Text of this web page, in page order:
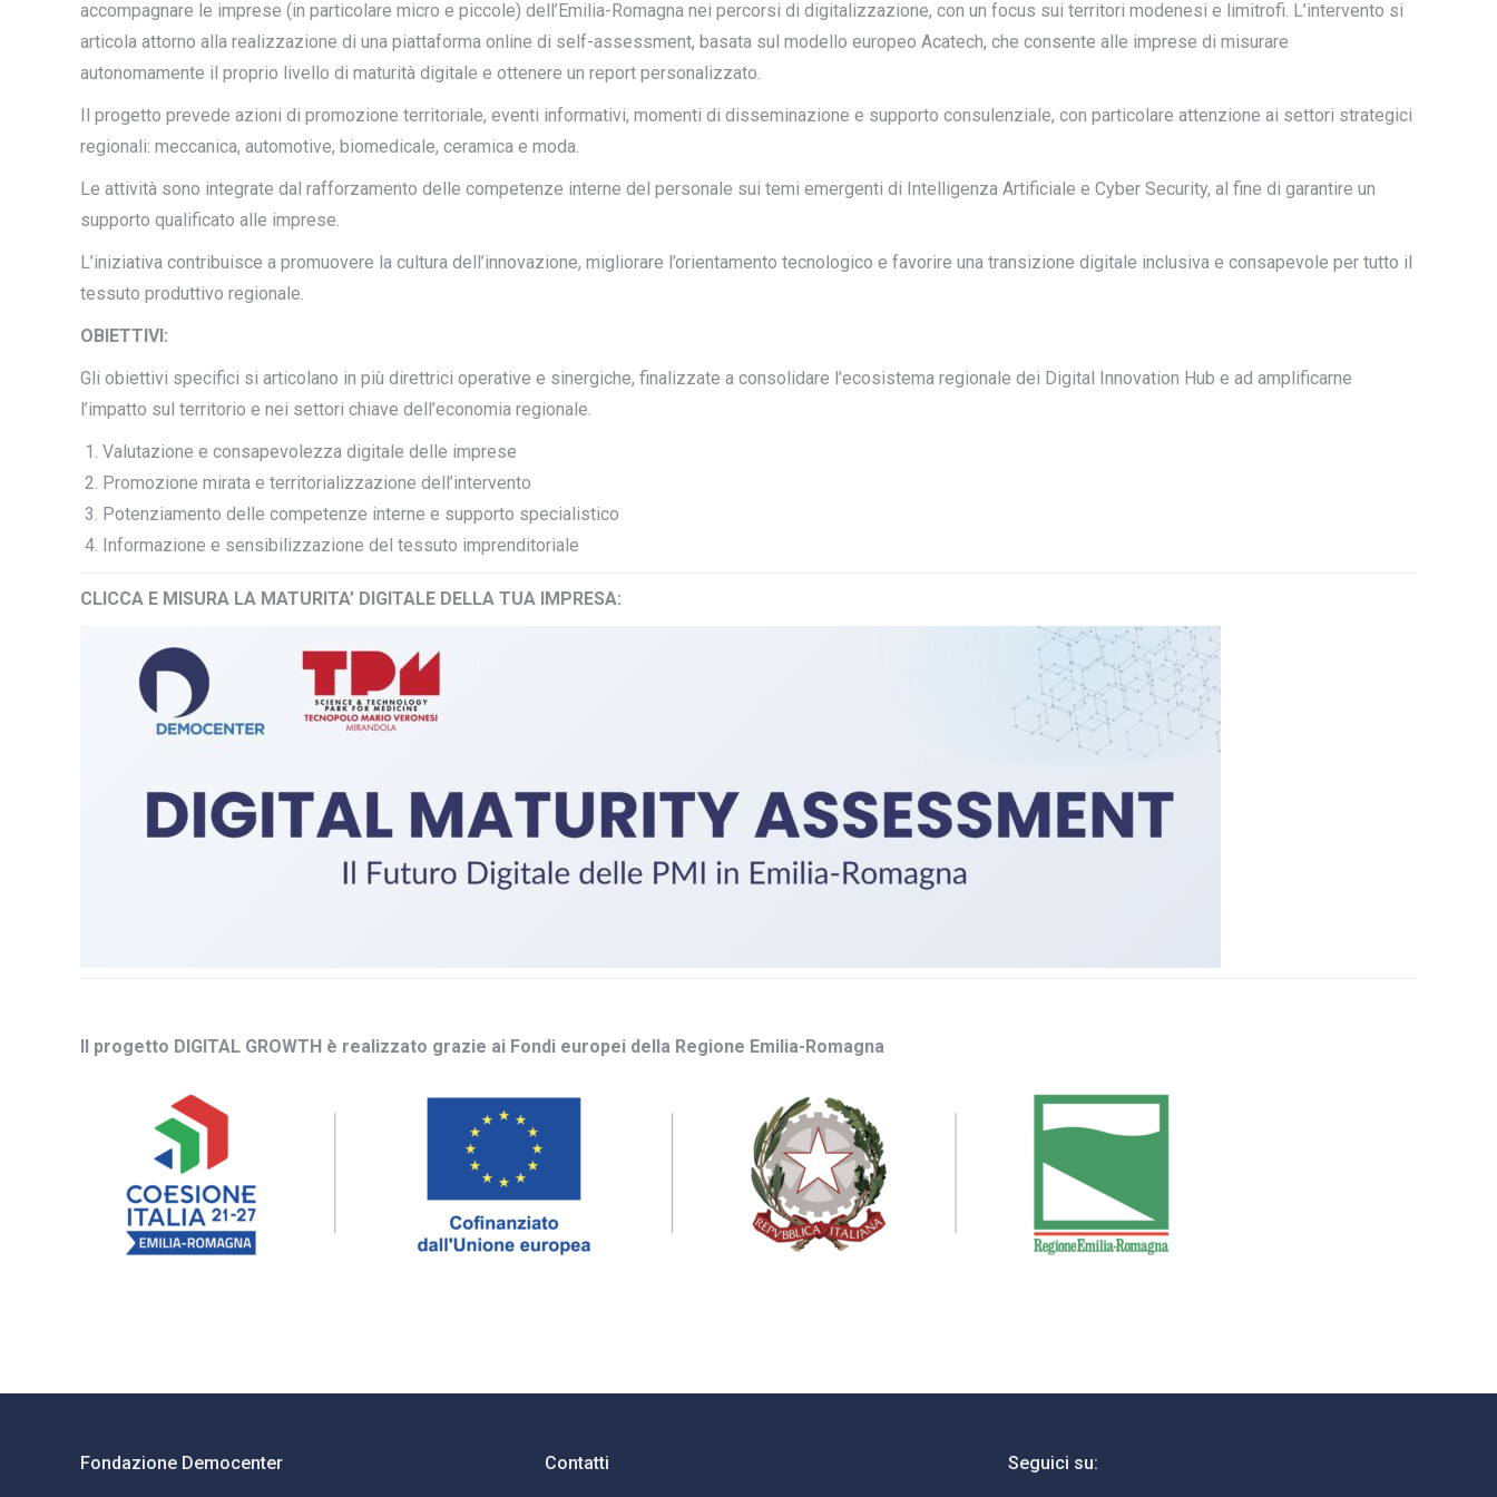
accompagnare le imprese (in particolare micro e piccole) dell’Emilia-Romagna nei percorsi di digitalizzazione, con un focus sui territori modenesi e limitrofi. L’intervento si
articola attorno alla realizzazione di una piattaforma online di self-assessment, basata sul modello europeo Acatech, che consente alle imprese di misurare
autonomamente il proprio livello di maturità digitale e ottenere un report personalizzato.
Il progetto prevede azioni di promozione territoriale, eventi informativi, momenti di disseminazione e supporto consulenziale, con particolare attenzione ai settori strategici
regionali: meccanica, automotive, biomedicale, ceramica e moda.
Le attività sono integrate dal rafforzamento delle competenze interne del personale sui temi emergenti di Intelligenza Artificiale e Cyber Security, al fine di garantire un
supporto qualificato alle imprese.
L’iniziativa contribuisce a promuovere la cultura dell’innovazione, migliorare l’orientamento tecnologico e favorire una transizione digitale inclusiva e consapevole per tutto il
tessuto produttivo regionale.
OBIETTIVI:
Gli obiettivi specifici si articolano in più direttrici operative e sinergiche, finalizzate a consolidare l’ecosistema regionale dei Digital Innovation Hub e ad amplificarne
l’impatto sul territorio e nei settori chiave dell’economia regionale.
Valutazione e consapevolezza digitale delle imprese
Promozione mirata e territorializzazione dell’intervento
Potenziamento delle competenze interne e supporto specialistico
Informazione e sensibilizzazione del tessuto imprenditoriale
CLICCA E MISURA LA MATURITA’ DIGITALE DELLA TUA IMPRESA:
Il progetto DIGITAL GROWTH è realizzato grazie ai Fondi europei della Regione Emilia-Romagna
Fondazione Democenter Contatti Seguici su: